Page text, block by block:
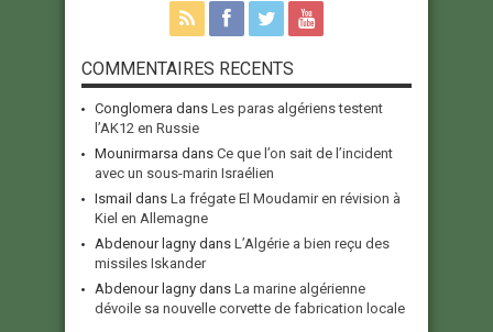
COMMENTAIRES RECENTS
Conglomera dans Les paras algériens testent
l’AK12 en Russie
Mounirmarsa dans Ce que l’on sait de l’incident
avec un sous-marin Israélien
Ismail dans La frégate El Moudamir en révision à
Kiel en Allemagne
Abdenour lagny dans L’Algérie a bien reçu des
missiles Iskander
Abdenour lagny dans La marine algérienne
dévoile sa nouvelle corvette de fabrication locale